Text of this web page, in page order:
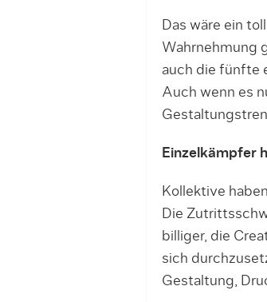
Das wäre ein
Wahrnehmung
auch die fünfte
Auch wenn es
Einzelkämpfer
Kollektive
Die
billiger, die
sich
Gestaltung,